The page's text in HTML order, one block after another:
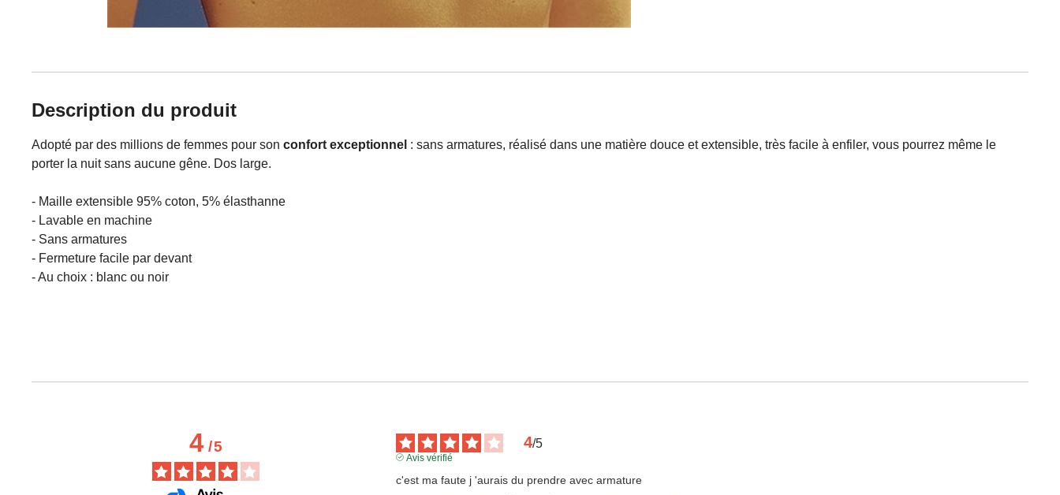
Description du produit
Adopté par des millions de femmes pour son confort exceptionnel : sans armatures, réalisé dans une matière douce et extensible, très facile à enfiler, vous pourrez même le
porter la nuit sans aucune gêne. Dos large.
- Maille extensible 95% coton, 5% élasthanne
- Lavable en machine
- Sans armatures
- Fermeture facile par devant
- Au choix : blanc ou noir
4/5 4/5
Avis vérifié
c'est ma faute j 'aurais du prendre avec armature